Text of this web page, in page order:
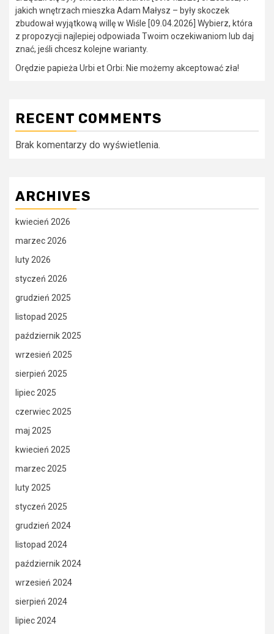
jakich wnętrzach mieszka Adam Małysz – były skoczek
zbudował wyjątkową willę w Wiśle [09.04.2026] Wybierz, która
z propozycji najlepiej odpowiada Twoim oczekiwaniom lub daj
znać, jeśli chcesz kolejne warianty.
Orędzie papieża Urbi et Orbi: Nie możemy akceptować zła!
RECENT COMMENTS
Brak komentarzy do wyświetlenia.
ARCHIVES
kwiecień 2026
marzec 2026
luty 2026
styczeń 2026
grudzień 2025
listopad 2025
październik 2025
wrzesień 2025
sierpień 2025
lipiec 2025
czerwiec 2025
maj 2025
kwiecień 2025
marzec 2025
luty 2025
styczeń 2025
grudzień 2024
listopad 2024
październik 2024
wrzesień 2024
sierpień 2024
lipiec 2024